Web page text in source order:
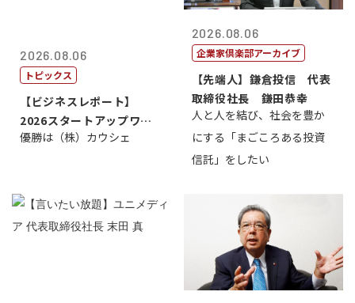
2026.08.06
トピックス
【ビジネスレポート】
2026スタートアップワー
ルドカップ東京
優勝は（株）カウシェ
2026.08.06
企業家倶楽部アーカイブ
【先端人】鎌倉投信 代表
取締役社長 鎌田恭幸
人と人を結び、社会を豊か
にする「まごころある投資
信託」をしたい